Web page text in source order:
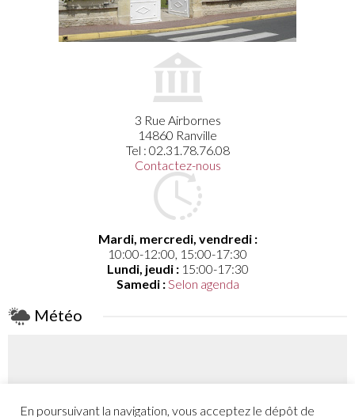
3 Rue Airbornes
14860 Ranville
Tel : 02.31.78.76.08
Contactez-nous
Mardi, mercredi, vendredi :
10:00-12:00, 15:00-17:30
Lundi, jeudi :15:00-17:30
Samedi :Selon agenda
Météo
Coefficient
En poursuivant la navigation, vous acceptez le dépôt de